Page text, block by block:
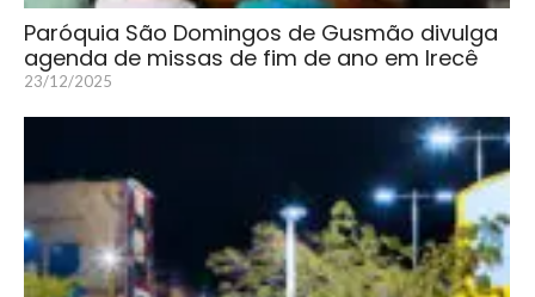
Paróquia São Domingos de Gusmão divulga
agenda de missas de fim de ano em Irecê
23/12/2025